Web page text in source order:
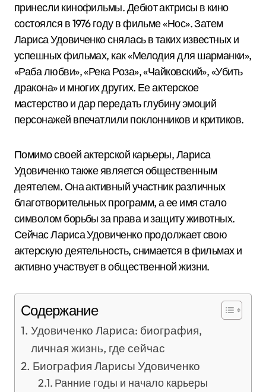
принесли кинофильмы. Дебют актрисы в кино
состоялся в 1976 году в фильме «Нос». Затем
Лариса Удовиченко снялась в таких известных и
успешных фильмах, как «Мелодия для шарманки»,
«Раба любви», «Река Роза», «Чайковский», «Убить
дракона» и многих других. Ее актерское
мастерство и дар передать глубину эмоций
персонажей впечатлили поклонников и критиков.
Помимо своей актерской карьеры, Лариса
Удовиченко также является общественным
деятелем. Она активный участник различных
благотворительных программ, а ее имя стало
символом борьбы за права и защиту животных.
Сейчас Лариса Удовиченко продолжает свою
актерскую деятельность, снимается в фильмах и
активно участвует в общественной жизни.
Содержание
Удовиченко Лариса: биография,
личная жизнь, где сейчас
Биография Ларисы Удовиченко
Ранние годы и начало карьеры